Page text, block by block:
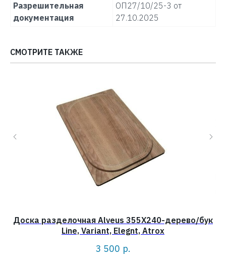
Разрешительная
документация
ОП27/10/25-3 от
27.10.2025
СМОТРИТЕ ТАКЖЕ
Доска разделочная Alveus 355X240-дерево/бук
Line, Variant, Elegnt, Atrox
3 500 р.